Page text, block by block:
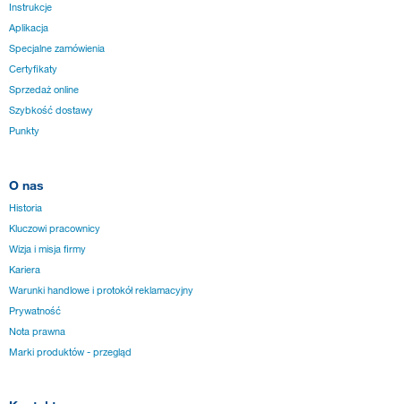
Instrukcje
Aplikacja
Specjalne zamówienia
Certyfikaty
Sprzedaż online
Szybkość dostawy
Punkty
O nas
Historia
Kluczowi pracownicy
Wizja i misja firmy
Kariera
Warunki handlowe i protokół reklamacyjny
Prywatność
Nota prawna
Marki produktów - przegląd